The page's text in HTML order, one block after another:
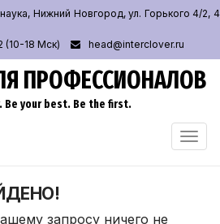
Нижний Новгород, ул. Горького 4/2, 4
(10-18 Мск)
head@interclover.ru
ПРОФЕССИОНАЛОВ
Be your best. Be the first.
запросу ничего не